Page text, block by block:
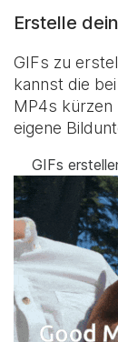
Erstelle
GIFs zu
kannst die
MP4s kürzen
eigene
GIFs